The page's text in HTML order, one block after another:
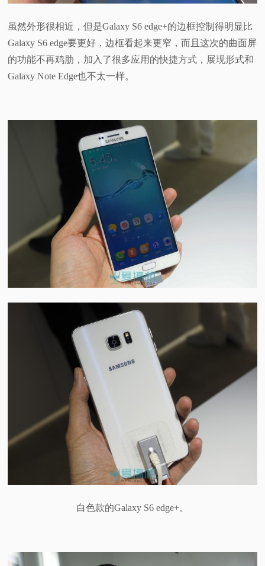
虽然外形很相近，但是Galaxy S6 edge+的边框控制得明显比
Galaxy S6 edge要更好，边框看起来更窄，而且这次的曲面屏
的功能不再鸡肋，加入了很多应用的快捷方式，展现形式和
Galaxy Note Edge也不太一样。
白色款的Galaxy S6 edge+。